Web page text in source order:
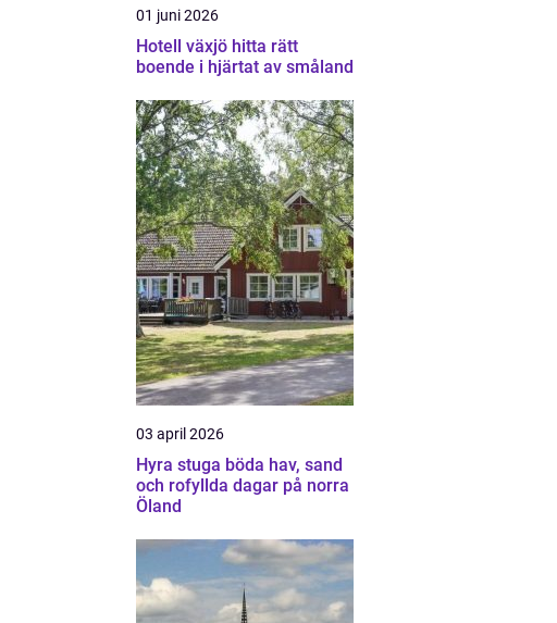
01 juni 2026
Hotell växjö hitta rätt
boende i hjärtat av småland
03 april 2026
Hyra stuga böda hav, sand
och rofyllda dagar på norra
Öland